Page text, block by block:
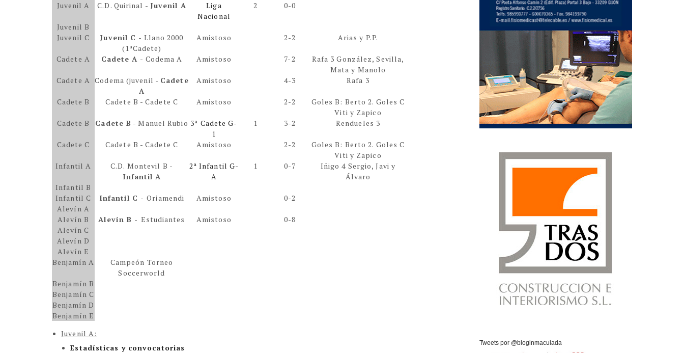
Juvenil A C.D. Quirinal - Juvenil A
Liga
Nacional
2 0-0
Juvenil B
Juvenil C
Juvenil C - Llano 2000
(1ªCadete)
Amistoso 2-2 Arias y P.P.
Cadete A Cadete A - Codema A Amistoso 7-2
Rafa 3 González, Sevilla,
Mata y Manolo
Cadete A Codema (juvenil - Cadete
A
Amistoso 4-3 Rafa 3
Cadete B Cadete B - Cadete C Amistoso 2-2
Goles B: Berto 2. Goles C
Viti y Zapico
Cadete B
Cadete B - Manuel Rubio 3ª Cadete G-
1
1 3-2 Rendueles 3
Cadete C Cadete B - Cadete C Amistoso 2-2
Goles B: Berto 2. Goles C
Viti y Zapico
Infantil A
C.D. Montevil B -
Infantil A
2ª Infantil G-
A
1 0-7
Iñigo 4 Sergio, Javi y
Álvaro
Infantil B
Infantil C
Infantil C -Oriamendi Amistoso
0-2
Alevín A
Alevín B
Alevín B - Estudiantes Amistoso
0-8
Alevín C
Alevín D
Alevín E
Benjamín A
Campeón Torneo
Soccerworld
Benjamín B
Benjamín C
Benjamín D
Benjamín E
Juvenil A:
Estadísticas y convocatorias
Tweets por @bloginmaculada